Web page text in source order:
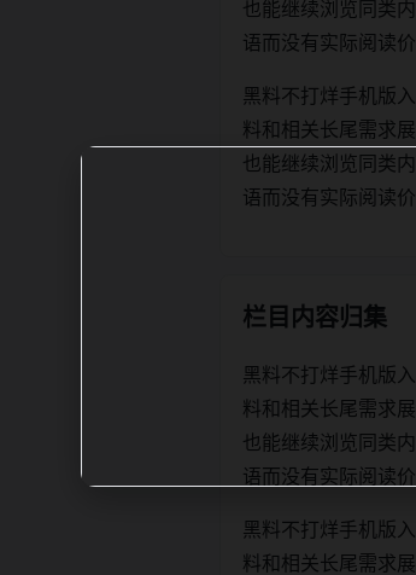
也能继续浏览同类
语而没有实际阅读价
黑料不打烊手机版
料和相关长尾需求
也能继续浏览同类
语而没有实际阅读价
栏目内容归集
黑料不打烊手机版
料和相关长尾需求
也能继续浏览同类
语而没有实际阅读价
黑料不打烊手机版
料和相关长尾需求